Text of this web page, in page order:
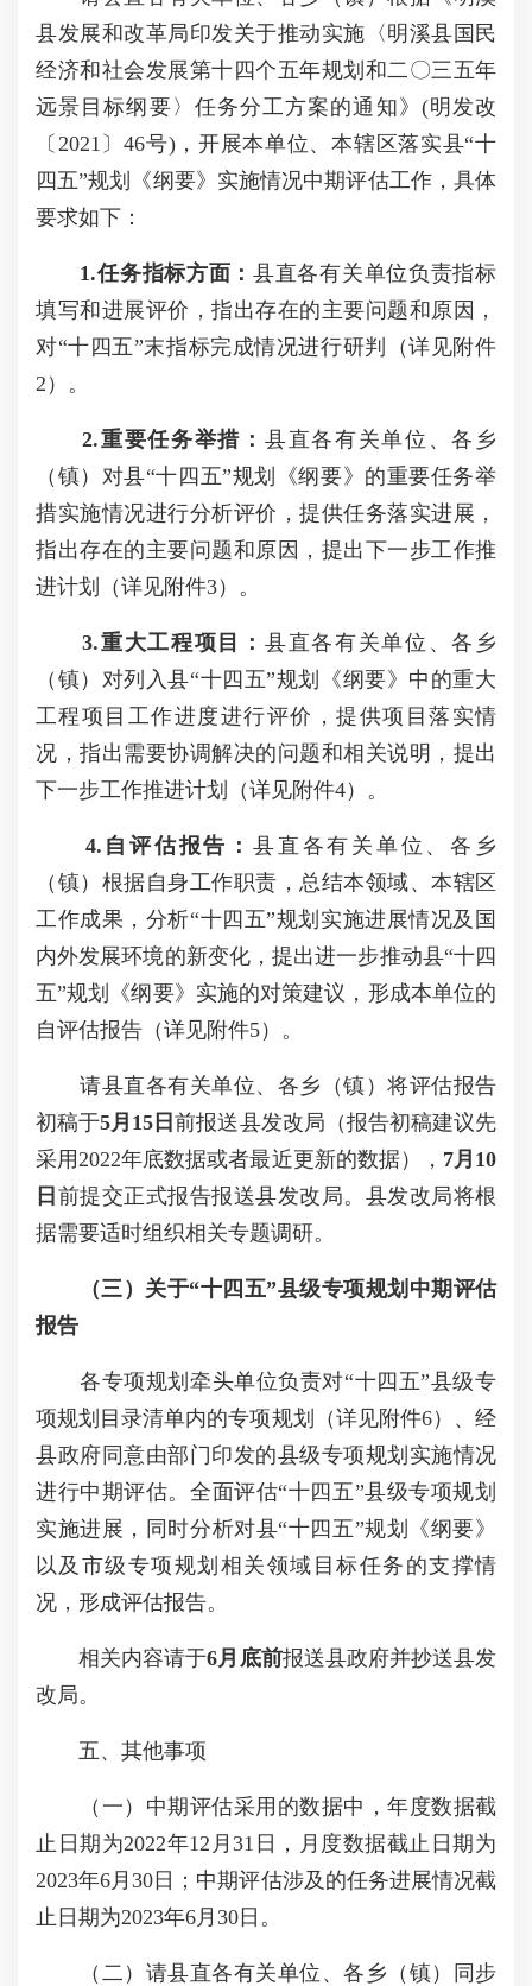
县发展和改革局印发关于推动实施〈明溪县国民
经济和社会发展第十四个五年规划和二〇三五年
远景目标纲要〉任务分工方案的通知》(明发改
〔2021〕46号)，开展本单位、本辖区落实县“十
四五”规划《纲要》实施情况中期评估工作，具体
要求如下：
1.任务指标方面 ：县直各有关单位负责指标
填写和进展评价，指出存在的主要问题和原因，
对“十四五”末指标完成情况进行研判（详见附件
2）。
2.重要任务举措： 县直各有关单位、各乡
（镇）对县“十四五”规划《纲要》的重要任务举
措实施情况进行分析评价，提供任务落实进展，
指出存在的主要问题和原因，提出下一步工作推
进计划（详见附件3）。
3.重大工程项目： 县直各有关单位、各乡
（镇）对列入县“十四五”规划《纲要》中的重大
工程项目工作进度进行评价，提供项目落实情
况，指出需要协调解决的问题和相关说明，提出
下一步工作推进计划（详见附件4）。
4. 自评估报告：县直各有关单位、各乡
（镇）根据自身工作职责，总结本领域、本辖区
工作成果，分析“十四五”规划实施进展情况及国
内外发展环境的新变化，提出进一步推动县“十四
五”规划《纲要》实施的对策建议，形成本单位的
自评估报告（详见附件5）。
请县直各有关单位、各乡（镇）将评估报告
初稿于5月15 日前报送县发改局（报告初稿建议先
采用2022年底数据或者最近更新的数据）， 7月10
日 前提交正式报告报送县发改局。县发改局将根
据需要适时组织相关专题调研。
（三）关于“十四 五”县级专项规划中期评估
报告
各专项规划牵头单位负责对“十四五”县级专
项规划目录清单内的专项规划（详见附件6）、经
县政府同意由部门印发的县级专项规划实施情况
进行中期评估。全面评估“十四五”县级专项规划
实施进展，同时分析对县“十四五”规划《纲要》
以及市级专项规划相关领域目标任务的支撑情
况，形成评估报告。
相关内容请于6月 底前报送县政府并抄送县发
改局。
五、其他事项
（一）中期评估采用的数据中，年度数据截
止日期为2022年12月31日，月度数据截止日期为
2023年6月30日；中期评估涉及的任务进展情况截
止日期为2023年6月30日。
（二）请县直各有关单位、各乡（镇）同步